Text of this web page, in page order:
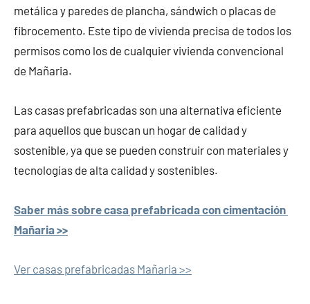
metálica y paredes de plancha, sándwich o placas de
fibrocemento. Este tipo de vivienda precisa de todos los
permisos como los de cualquier vivienda convencional
de Mañaria.
Las casas prefabricadas son una alternativa eficiente
para aquellos que buscan un hogar de calidad y
sostenible, ya que se pueden construir con materiales y
tecnologías de alta calidad y sostenibles.
Saber más sobre casa prefabricada con cimentación
Mañaria >>
Ver casas prefabricadas Mañaria >>